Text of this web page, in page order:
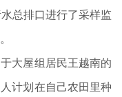
总排口进行了采样监
大屋组居民王越南的
计划在自己农田里种